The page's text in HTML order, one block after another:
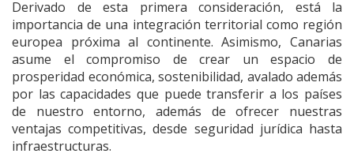
Derivado de esta primera consideración, está la
importancia de una integración territorial como región
europea próxima al continente. Asimismo, Canarias
asume el compromiso de crear un espacio de
prosperidad económica, sostenibilidad, avalado además
por las capacidades que puede transferir a los países
de nuestro entorno, además de ofrecer nuestras
ventajas competitivas, desde seguridad jurídica hasta
infraestructuras.